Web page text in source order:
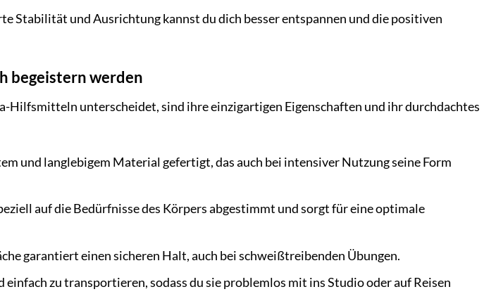
Stabilität und Ausrichtung kannst du dich besser entspannen und die positiven
begeistern werden
Hilfsmitteln unterscheidet, sind ihre einzigartigen Eigenschaften und ihr durchdachtes
und langlebigem Material gefertigt, das auch bei intensiver Nutzung seine Form
auf die Bedürfnisse des Körpers abgestimmt und sorgt für eine optimale
garantiert einen sicheren Halt, auch bei schweißtreibenden Übungen.
zu transportieren, sodass du sie problemlos mit ins Studio oder auf Reisen